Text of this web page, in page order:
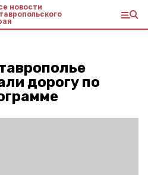
новости
дорогу по